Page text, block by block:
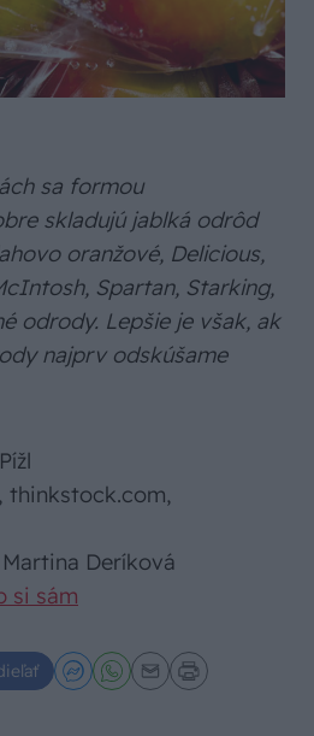
sa formou
skladujú jablká odrôd
oranžové, Delicious,
Spartan, Starking,
odrody. Lepšie je však, ak
najprv odskúšame
thinkstock.com,
Martina Deríková
si sám